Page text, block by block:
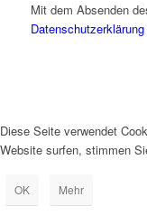
Mit dem Absenden
Datenschutzerklärung
Diese Seite verwendet
Website surfen, stimmen
OK Mehr